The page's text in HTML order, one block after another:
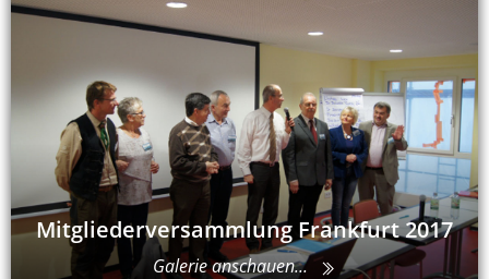
Mitgliederversammlung Frankfurt 2017
Galerie anschauen...